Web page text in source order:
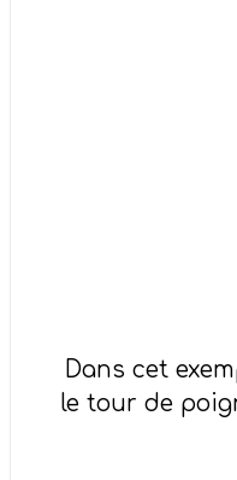
Dans cet
le tour de